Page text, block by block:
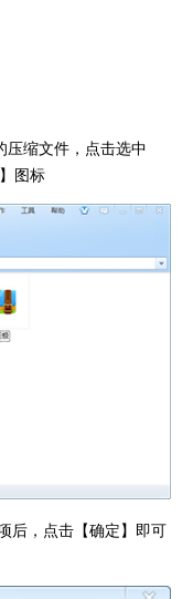
压缩文件，点击选中
图标
后，点击【确定】即可